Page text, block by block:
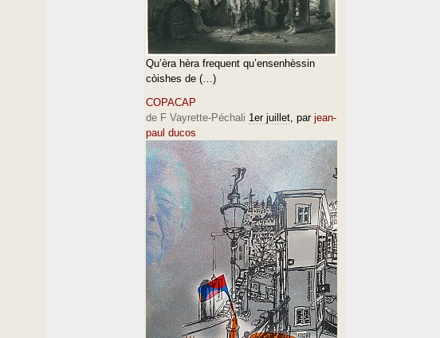
Qu’èra hèra frequent qu’ensenhèssin
còishes de (…)
COPACAP
de F Vayrette-Péchali 1er juillet, par jean-
paul ducos